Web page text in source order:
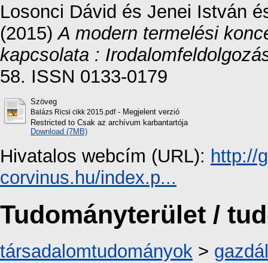
Losonci Dávid és Jenei István
(2015)A modern termelési
kapcsolata :
58. ISSN 0133-0179
Szöveg
Balázs Ricsi cikk 2015.pdf- Megjelent verzió
Restricted to Csak az archívum karbantartója
Download (7MB)
Hivatalos webcím (URL): http://
corvinus.hu/index.p...
Tudományterület /
társadalomtudományok >